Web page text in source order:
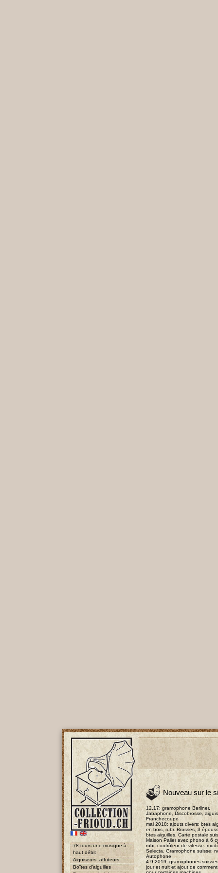
78 tours une musique à
haut débit
Aiguiseurs, affuteurs
Boîtes d'aiguilles
Nouveau sur le
12.17: gramophone Berliner,
Jabaphone, Discobrosse,
Franchecoupe
mai 2018: ajouts divers: btes
en bois, rubr. Brosses, 3
btes aiguilles, Carte postale
Maison Palier avec phono à 6
rubr. contrôleur de vitesse:
Selecta. Gramophone suisse:
Autophone
4.9.2019: gramophones
jour et nuit et ajout de